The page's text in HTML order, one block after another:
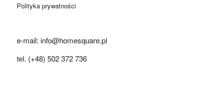
Polityka prywatności
e-mail: info@homesquare.pl
tel. (+48) 502 372 736